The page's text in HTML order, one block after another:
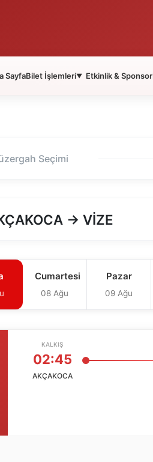
SayfaBilet İşlemleri▼ Etkinlik &
Seçimi
→ VİZE
Cumartesi
08 Ağu
Pazar
09 Ağu
KALKIŞ
02:45
AKÇAKOCA